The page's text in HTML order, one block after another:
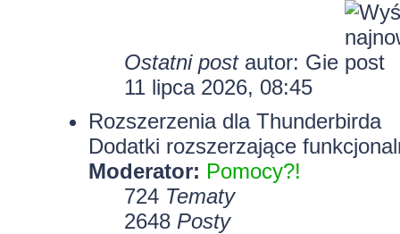
Ostatni postautor: Gie
11 lipca 2026, 08:45
Rozszerzenia dla Thunderbirda
Dodatki rozszerzające
Moderator: Pomocy?!
724 Tematy
2648 Posty